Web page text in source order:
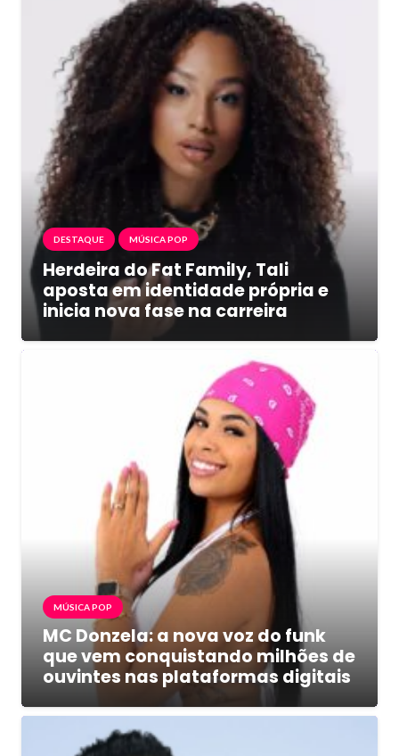
DESTAQUE MÚSICA POP
Herdeira do Fat Family, Tali
aposta em identidade própria e
inicia nova fase na carreira
MÚSICA POP
MC Donzela: a nova voz do funk
que vem conquistando milhões de
ouvintes nas plataformas digitais